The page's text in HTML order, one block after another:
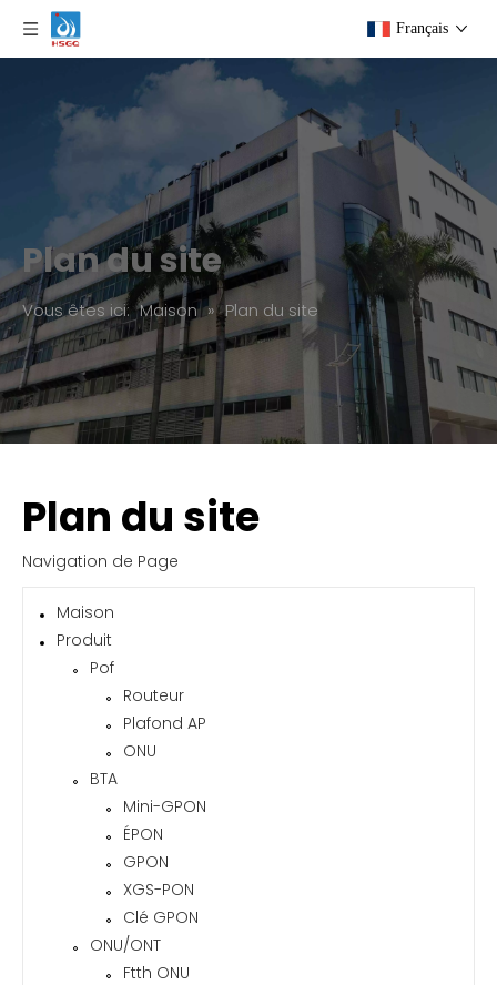
Français
Plan du site
Vous êtes ici: Maison » Plan du site
Plan du site
Navigation de Page
Maison
Produit
Pof
Routeur
Plafond AP
ONU
BTA
Mini-GPON
ÉPON
GPON
XGS-PON
Clé GPON
ONU/ONT
Ftth ONU